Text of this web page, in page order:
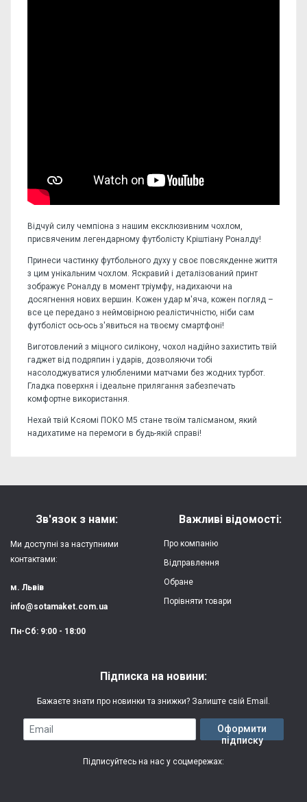
Відчуй силу чемпіона з нашим ексклюзивним чохлом,
присвяченим легендарному футболісту Кріштіану Роналду!
Принеси частинку футбольного духу у своє повсякденне життя
з цим унікальним чохлом. Яскравий і деталізований принт
зображує Роналду в момент тріумфу, надихаючи на
досягнення нових вершин. Кожен удар м'яча, кожен погляд –
все це передано з неймовірною реалістичністю, ніби сам
футболіст ось-ось з'явиться на твоєму смартфоні!
Виготовлений з міцного силікону, чохол надійно захистить твій
гаджет від подряпин і ударів, дозволяючи тобі
насолоджуватися улюбленими матчами без жодних турбот.
Гладка поверхня і ідеальне прилягання забезпечать
комфортне використання.
Нехай твій Ксяомі ПОКО М5 стане твоїм талісманом, який
надихатиме на перемоги в будь-якій справі!
Захист:
від ударів,
Якість:
яскрава, чітка
Особливості:
(вологостійкий, гнучкий)
Гарантія: 3 місяці
Напишіть відгук або думку
Зв'язок з нами:
Ми доступні за наступними
контактами:
м. Львів
info@sotamaket.com.ua
Пн-Сб: 9:00 - 18:00
Важливі відомості:
Про компанію
Відправлення
Обране
Порівняти товари
Підписка на новини:
Бажаєте знати про новинки та знижки? Залиште свій Email.
Email
Оформити
підписку
Підписуйтесь на нас у соцмережах: